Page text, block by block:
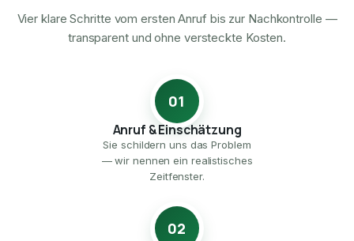
Vier klare Schritte vom ersten Anruf bis zur Nachkontrolle —
transparent und ohne versteckte Kosten.
01
Anruf & Einschätzung
Sie schildern uns das Problem
— wir nennen ein realistisches
Zeitfenster.
02